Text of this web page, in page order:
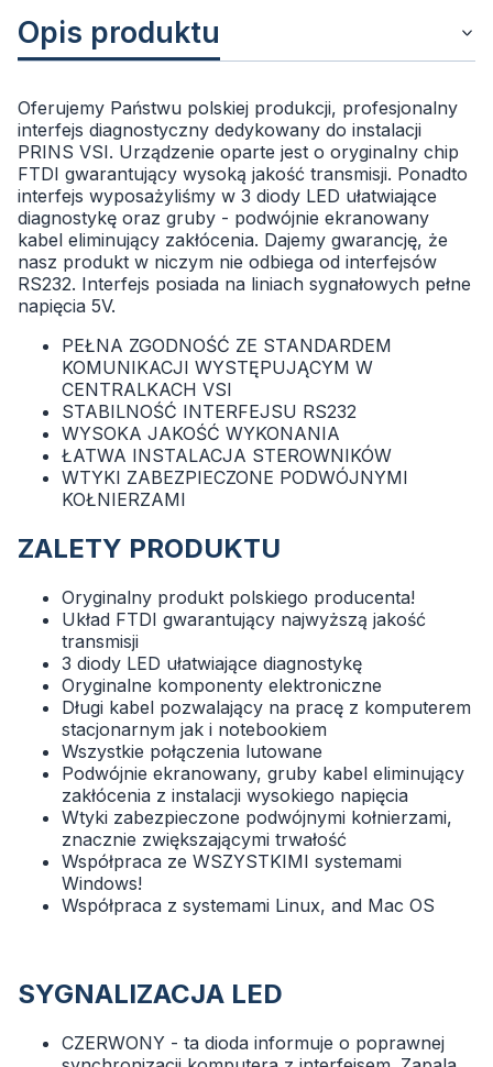
Opis produktu
Oferujemy Państwu polskiej produkcji, profesjonalny
interfejs diagnostyczny dedykowany do instalacji
PRINS VSI. Urządzenie oparte jest o oryginalny chip
FTDI gwarantujący wysoką jakość transmisji. Ponadto
interfejs wyposażyliśmy w 3 diody LED ułatwiające
diagnostykę oraz gruby - podwójnie ekranowany
kabel eliminujący zakłócenia. Dajemy gwarancję, że
nasz produkt w niczym nie odbiega od interfejsów
RS232. Interfejs posiada na liniach sygnałowych pełne
napięcia 5V.
PEŁNA ZGODNOŚĆ ZE STANDARDEM
KOMUNIKACJI WYSTĘPUJĄCYM W
CENTRALKACH VSI
STABILNOŚĆ INTERFEJSU RS232
WYSOKA JAKOŚĆ WYKONANIA
ŁATWA INSTALACJA STEROWNIKÓW
WTYKI ZABEZPIECZONE PODWÓJNYMI
KOŁNIERZAMI
ZALETY PRODUKTU
Oryginalny produkt polskiego producenta!
Układ FTDI gwarantujący najwyższą jakość
transmisji
3 diody LED ułatwiające diagnostykę
Oryginalne komponenty elektroniczne
Długi kabel pozwalający na pracę z komputerem
stacjonarnym jak i notebookiem
Wszystkie połączenia lutowane
Podwójnie ekranowany, gruby kabel eliminujący
zakłócenia z instalacji wysokiego napięcia
Wtyki zabezpieczone podwójnymi kołnierzami,
znacznie zwiększającymi trwałość
Współpraca ze WSZYSTKIMI systemami
Windows!
Współpraca z systemami Linux, and Mac OS
SYGNALIZACJA LED
CZERWONY - ta dioda informuje o poprawnej